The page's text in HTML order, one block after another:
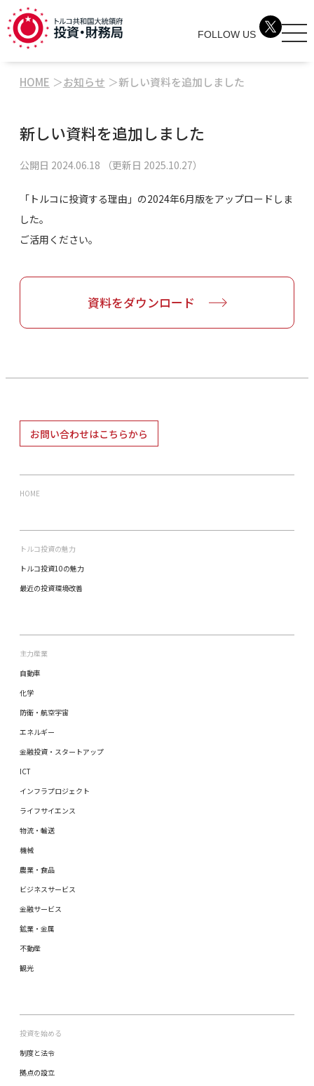
FOLLOW US
HOME お知らせ 新しい資料を追加しました
新しい資料を追加しました
公開日 2024.06.18 （更新日 2025.10.27）
「トルコに投資する理由」の2024年6月版をアップロードしま
した。
ご活用ください。
資料をダウンロード
お問い合わせはこちらから
HOME
トルコ投資の魅力
トルコ投資10の魅力
最近の投資環境改善
主力産業
自動車
化学
防衛・航空宇宙
エネルギー
金融投資・スタートアップ
ICT
インフラプロジェクト
ライフサイエンス
物流・輸送
機械
農業・食品
ビジネスサービス
金融サービス
鉱業・金属
不動産
観光
投資を始める
制度と法令
拠点の設立